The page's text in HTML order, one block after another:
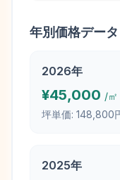
年別価格データ
2026年
¥45,000 /㎡
坪単価: 148,800
2025年